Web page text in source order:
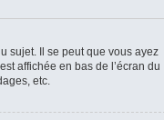
sujet. Il se peut que vous ayez
affichée en bas de l’écran du
etc.